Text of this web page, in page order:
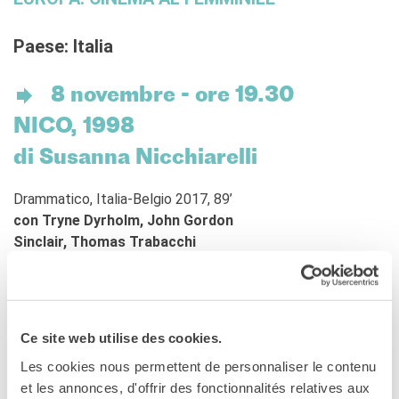
Ce site web utilise des cookies.
Les cookies nous permettent de personnaliser le contenu
et les annonces, d'offrir des fonctionnalités relatives aux
IF Italia
I nostri partner
Diventare sponsor
9001: 2015
CERCA
Paese: Italia
8 novembre - ore 19.30
NICO, 1998
di Susanna Nicchiarelli
Drammatico, Italia-Belgio 2017, 89’
con Tryne Dyrholm, John Gordon
Sinclair, Thomas Trabacchi
successi MISS MARX e LUNA NERA)- è un road-movie
film è ambientato tra Parigi, Praga, Norimberga,